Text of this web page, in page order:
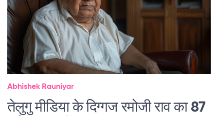
Abhishek Rauniyar
तेलुगु मीडिया के दिग्गज रमोजी राव का 87